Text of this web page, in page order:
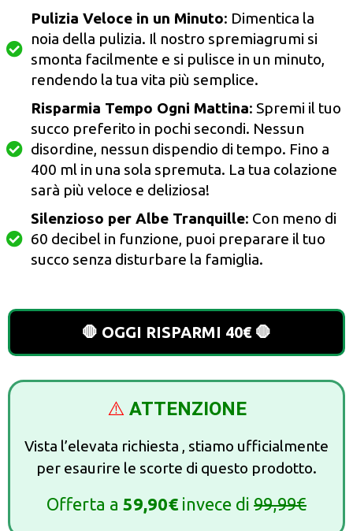
Pulizia Veloce in un Minuto: Dimentica la
noia della pulizia. Il nostro spremiagrumi si
smonta facilmente e si pulisce in un minuto,
rendendo la tua vita più semplice.
Risparmia Tempo Ogni Mattina: Spremi il tuo
succo preferito in pochi secondi. Nessun
disordine, nessun dispendio di tempo. Fino a
400 ml in una sola spremuta. La tua colazione
sarà più veloce e deliziosa!
Silenzioso per Albe Tranquille: Con meno di
60 decibel in funzione, puoi preparare il tuo
succo senza disturbare la famiglia.
🛑 OGGI RISPARMI 40€ 🛑
⚠️ ATTENZIONE
Vista l’elevata richiesta , stiamo ufficialmente
per esaurire le scorte di questo prodotto.
Offerta a 59,90€ invece di 99,99€